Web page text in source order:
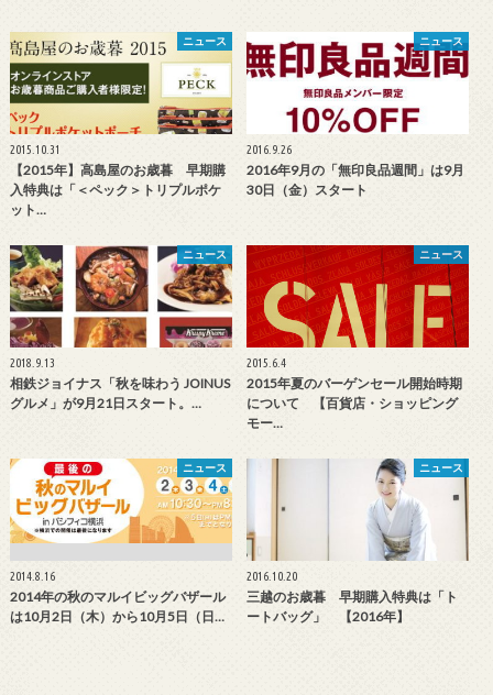
ニュース
2015.10.31
【2015年】高島屋のお歳暮 早期購
入特典は「＜ペック＞トリプルポケ
ット…
ニュース
2016.9.26
2016年9月の「無印良品週間」は9月
30日（金）スタート
ニュース
2018.9.13
相鉄ジョイナス「秋を味わう JOINUS
グルメ」が9月21日スタート。…
ニュース
2015.6.4
2015年夏のバーゲンセール開始時期
について 【百貨店・ショッピング
モー…
ニュース
2014.8.16
2014年の秋のマルイビッグバザール
は10月2日（木）から10月5日（日…
ニュース
2016.10.20
三越のお歳暮 早期購入特典は「ト
ートバッグ」 【2016年】